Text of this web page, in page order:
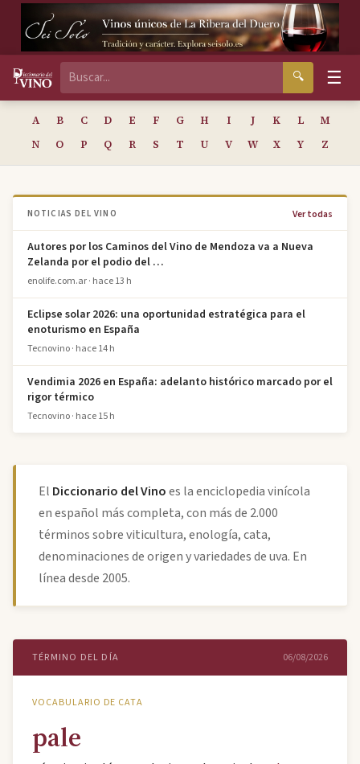
🔍 ☰
A B C D E F G H I J K L
M
N
O P Q R S T U V W X Y Z
NOTICIAS DEL VINO Ver todas
Autores por los Caminos del Vino de Mendoza va a Nueva
Zelanda por el podio del …
enolife.com.ar · hace 13 h
Eclipse solar 2026: una oportunidad estratégica para el
enoturismo en España
Tecnovino · hace 14 h
Vendimia 2026 en España: adelanto histórico marcado por el
rigor térmico
Tecnovino · hace 15 h
El Diccionario del Vinoes la enciclopedia vinícola
en español más completa, con más de 2.000
términos sobre viticultura, enología, cata,
denominaciones de origen y variedades de uva. En
línea desde 2005.
TÉRMINO DEL DÍA 06/08/2026
VOCABULARIO DE CATA
pale